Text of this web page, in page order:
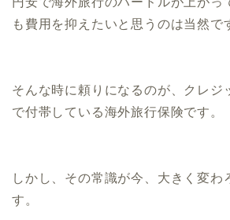
も費用を抑えたいと思うのは当然で
そんな時に頼りになるのが、クレジ
で付帯している海外旅行保険です。
しかし、その常識が今、大きく変わ
す。